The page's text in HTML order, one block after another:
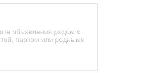
объявления рядом с
парком или родными